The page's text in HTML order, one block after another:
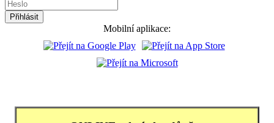
Mobilní aplikace: